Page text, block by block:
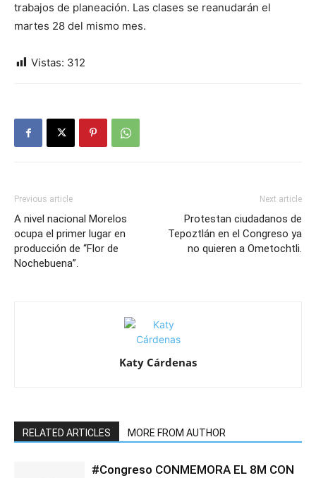
trabajos de planeación. Las clases se reanudarán el
martes 28 del mismo mes.
Vistas: 312
Previous article
A nivel nacional Morelos
ocupa el primer lugar en
producción de “Flor de
Nochebuena”.
Next article
Protestan ciudadanos de
Tepoztlán en el Congreso ya
no quieren a Ometochtli.
Katy Cárdenas
RELATED ARTICLES MORE FROM AUTHOR
#Congreso CONMEMORA EL 8M CON